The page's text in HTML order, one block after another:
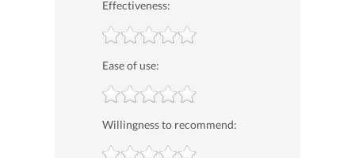
Effectiveness:
Ease of use:
Willingness to recommend: